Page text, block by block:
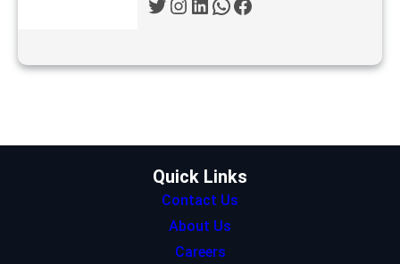
T
t
I
t
a
L
k
n
W
t
p
F
e
k
Quick Links
Contact Us
About Us
Careers